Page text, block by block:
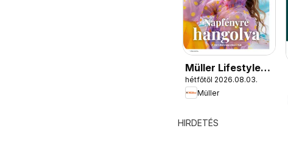
Müller Lifestyle
magazin
hétfőtől 2026.08.03.
Müller
HIRDETÉS